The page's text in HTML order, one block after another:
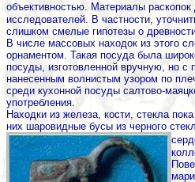
объективностью. Материалы
исследователей. В частности,
слишком смелые гипотезы о
В числе массовых находок из этого
орнаментом. Такая посуда была
посуды, изготовленной вручную, но с
нанесенным волнистым узором по
среди кухонной посуды салтово-
употребления.
Находки из железа, кости, стекла
них шаровидные бусы из черного